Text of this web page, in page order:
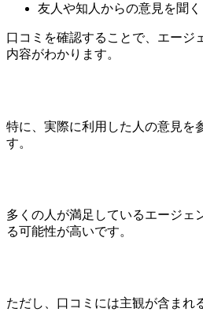
友人や知人からの意見を聞く
口コミを確認することで、エージ
内容がわかります。
特に、実際に利用した人の意見を
す。
多くの人が満足しているエージェ
る可能性が高いです。
ただし、口コミには主観が含まれ